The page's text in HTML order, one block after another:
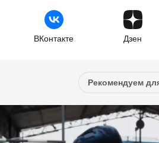
ВКонтакте Дзен
Рекомендуем